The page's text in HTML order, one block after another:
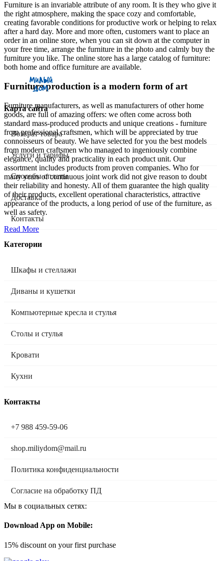
Furniture is an invariable attribute of any room. It is they who give it
the right atmosphere, making the space cozy and comfortable,
creating favorable conditions for productive work or helping to relax
after a hard day. More and more often, customers want to place an
order in an online store, when you can sit down at the computer in
your free time, arrange the furniture in the photo and calmly buy the
furniture you like. The online store has a large catalog of furniture:
both home and office furniture are available.
Furniture production is a modern form of art
Furniture manufacturers, as well as manufacturers of other home
goods, are full of amazing offers: we often come across both
standard mass-produced products and unique creations - furniture
from professional craftsmen, which will be appreciated by true
connoisseurs of beauty. We have selected for you the best models
from modern craftsmen who managed to ingeniously combine
elegance, quality and practicality in each product unit. Our
assortment includes products from proven companies. Who for
many years of continuous joint work did not give reason to doubt
their reliability and honesty. All of them guarantee the high quality
of their products, excellent operational characteristics, attractive
appearance of the products, a long period of use of the furniture, as
well as safety.
Read More
Карта сайта
Возврат товара
Услуги и тарифы
Способы оплаты
Доставка
Контакты
Категории
Шкафы и стеллажи
Диваны и кушетки
Компьютерные кресла и стулья
Столы и стулья
Кровати
Кухни
Контакты
+7 988 459-59-06
shop.miliydom@mail.ru
Политика конфиденциальности
Согласие на обработку ПД
Мы в социальных сетях:
Download App on Mobile:
15% discount on your first purchase